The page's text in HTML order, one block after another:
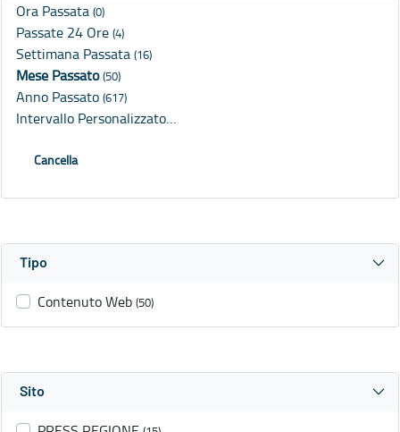
Ora Passata (0)
Passate 24 Ore (4)
Settimana Passata (16)
Mese Passato(50)
Anno Passato (617)
Intervallo Personalizzato…
Cancella
Tipo
Contenuto Web (50)
Sito